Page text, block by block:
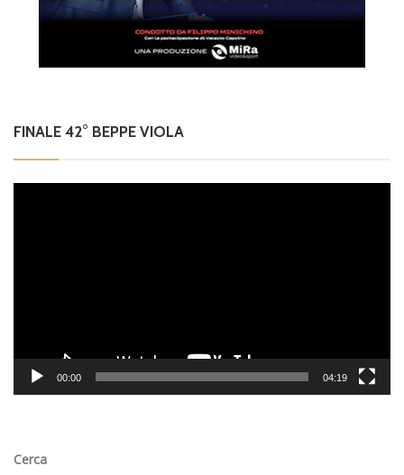
FINALE 42° BEPPE VIOLA
00:00 04:19
Cerca